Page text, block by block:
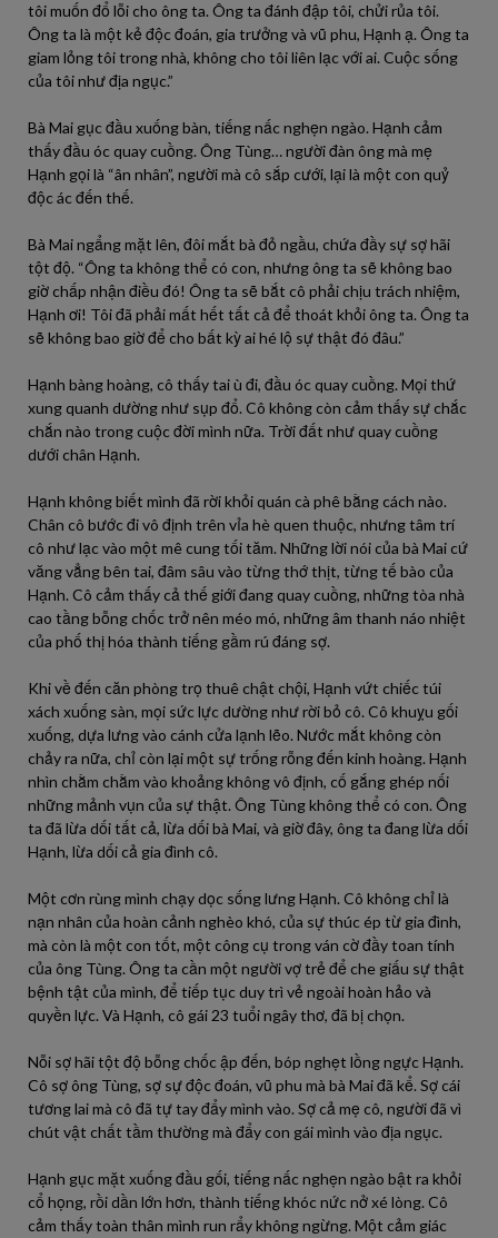
tôi muốn đổ lỗi cho ông ta. Ông ta đánh đập tôi, chửi rủa tôi.
Ông ta là một kẻ độc đoán, gia trưởng và vũ phu, Hạnh ạ. Ông ta
giam lỏng tôi trong nhà, không cho tôi liên lạc với ai. Cuộc sống
của tôi như địa ngục.”
Bà Mai gục đầu xuống bàn, tiếng nấc nghẹn ngào. Hạnh cảm
thấy đầu óc quay cuồng. Ông Tùng… người đàn ông mà mẹ
Hạnh gọi là “ân nhân”, người mà cô sắp cưới, lại là một con quỷ
độc ác đến thế.
Bà Mai ngẩng mặt lên, đôi mắt bà đỏ ngầu, chứa đầy sự sợ hãi
tột độ. “Ông ta không thể có con, nhưng ông ta sẽ không bao
giờ chấp nhận điều đó! Ông ta sẽ bắt cô phải chịu trách nhiệm,
Hạnh ơi! Tôi đã phải mất hết tất cả để thoát khỏi ông ta. Ông ta
sẽ không bao giờ để cho bất kỳ ai hé lộ sự thật đó đâu.”
Hạnh bàng hoàng, cô thấy tai ù đi, đầu óc quay cuồng. Mọi thứ
xung quanh dường như sụp đổ. Cô không còn cảm thấy sự chắc
chắn nào trong cuộc đời mình nữa. Trời đất như quay cuồng
dưới chân Hạnh.
Hạnh không biết mình đã rời khỏi quán cà phê bằng cách nào.
Chân cô bước đi vô định trên vỉa hè quen thuộc, nhưng tâm trí
cô như lạc vào một mê cung tối tăm. Những lời nói của bà Mai cứ
văng vẳng bên tai, đâm sâu vào từng thớ thịt, từng tế bào của
Hạnh. Cô cảm thấy cả thế giới đang quay cuồng, những tòa nhà
cao tầng bỗng chốc trở nên méo mó, những âm thanh náo nhiệt
của phố thị hóa thành tiếng gầm rú đáng sợ.
Khi về đến căn phòng trọ thuê chật chội, Hạnh vứt chiếc túi
xách xuống sàn, mọi sức lực dường như rời bỏ cô. Cô khuỵu gối
xuống, dựa lưng vào cánh cửa lạnh lẽo. Nước mắt không còn
chảy ra nữa, chỉ còn lại một sự trống rỗng đến kinh hoàng. Hạnh
nhìn chằm chằm vào khoảng không vô định, cố gắng ghép nối
những mảnh vụn của sự thật. Ông Tùng không thể có con. Ông
ta đã lừa dối tất cả, lừa dối bà Mai, và giờ đây, ông ta đang lừa dối
Hạnh, lừa dối cả gia đình cô.
Một cơn rùng mình chạy dọc sống lưng Hạnh. Cô không chỉ là
nạn nhân của hoàn cảnh nghèo khó, của sự thúc ép từ gia đình,
mà còn là một con tốt, một công cụ trong ván cờ đầy toan tính
của ông Tùng. Ông ta cần một người vợ trẻ để che giấu sự thật
bệnh tật của mình, để tiếp tục duy trì vẻ ngoài hoàn hảo và
quyền lực. Và Hạnh, cô gái 23 tuổi ngây thơ, đã bị chọn.
Nỗi sợ hãi tột độ bỗng chốc ập đến, bóp nghẹt lồng ngực Hạnh.
Cô sợ ông Tùng, sợ sự độc đoán, vũ phu mà bà Mai đã kể. Sợ cái
tương lai mà cô đã tự tay đẩy mình vào. Sợ cả mẹ cô, người đã vì
chút vật chất tầm thường mà đẩy con gái mình vào địa ngục.
Hạnh gục mặt xuống đầu gối, tiếng nấc nghẹn ngào bật ra khỏi
cổ họng, rồi dần lớn hơn, thành tiếng khóc nức nở xé lòng. Cô
cảm thấy toàn thân mình run rẩy không ngừng. Một cảm giác